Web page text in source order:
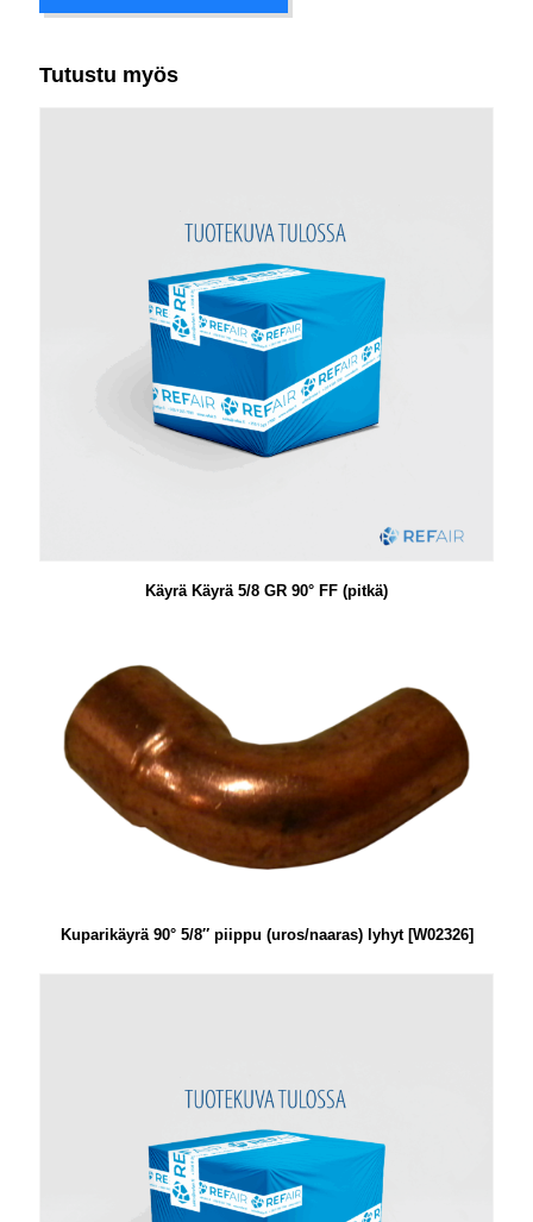
Tutustu myös
Käyrä Käyrä 5/8 GR 90° FF (pitkä)
Kuparikäyrä 90° 5/8″ piippu (uros/naaras) lyhyt [W02326]